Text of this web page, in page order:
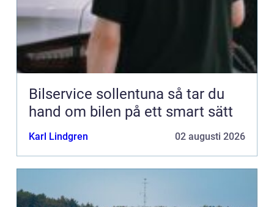
Bilservice sollentuna så tar du
hand om bilen på ett smart sätt
Karl Lindgren 02 augusti 2026